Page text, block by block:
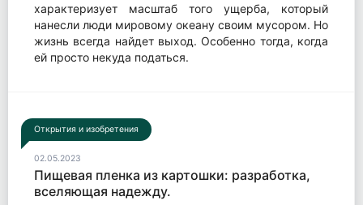
характеризует масштаб того ущерба, который
нанесли люди мировому океану своим мусором. Но
жизнь всегда найдет выход. Особенно тогда, когда
ей просто некуда податься.
Открытия и изобретения
02.05.2023
Пищевая пленка из картошки: разработка,
вселяющая надежду.